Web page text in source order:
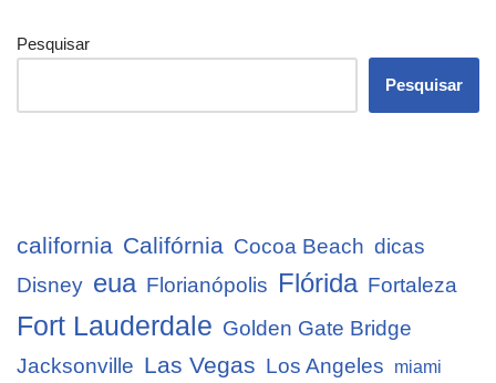
Pesquisar
Pesquisar
california Califórnia Cocoa Beach dicas
Disney eua Florianópolis Flórida Fortaleza
Fort Lauderdale Golden Gate Bridge
Jacksonville Las Vegas Los Angeles miami